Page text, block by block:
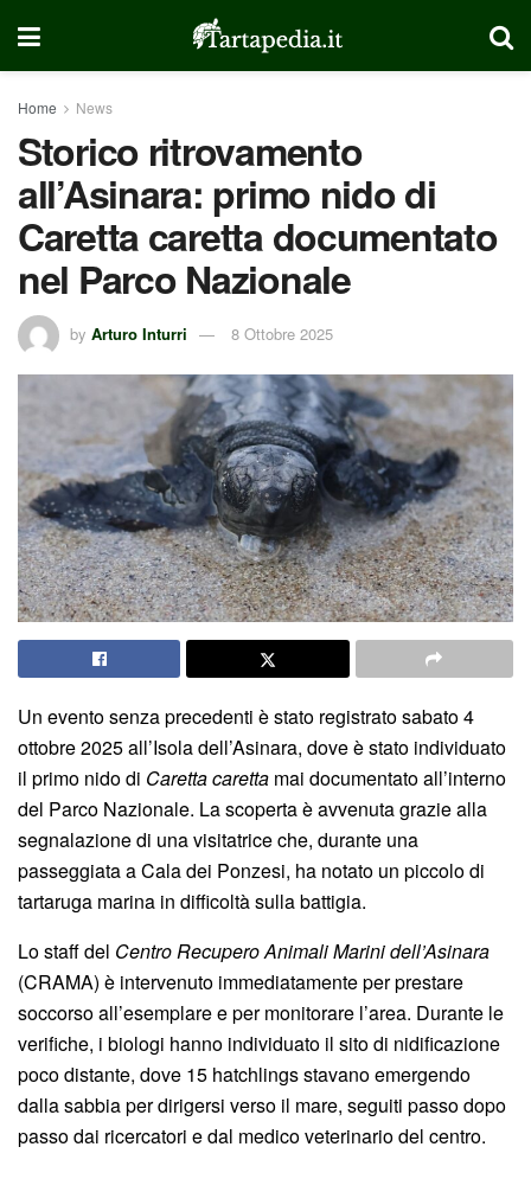
Home News
Storico ritrovamento
all’Asinara: primo nido di
Caretta caretta documentato
nel Parco Nazionale
by Arturo Inturri 8 Ottobre 2025
Un evento senza precedenti è stato registrato sabato 4
ottobre 2025 all’Isola dell’Asinara, dove è stato individuato
il primo nido di Caretta caretta mai documentato all’interno
del Parco Nazionale. La scoperta è avvenuta grazie alla
segnalazione di una visitatrice che, durante una
passeggiata a Cala dei Ponzesi, ha notato un piccolo di
tartaruga marina in difficoltà sulla battigia.
Lo staff del Centro Recupero Animali Marini dell’Asinara
(CRAMA) è intervenuto immediatamente per prestare
soccorso all’esemplare e per monitorare l’area. Durante le
verifiche, i biologi hanno individuato il sito di nidificazione
poco distante, dove 15 hatchlings stavano emergendo
dalla sabbia per dirigersi verso il mare, seguiti passo dopo
passo dai ricercatori e dal medico veterinario del centro.